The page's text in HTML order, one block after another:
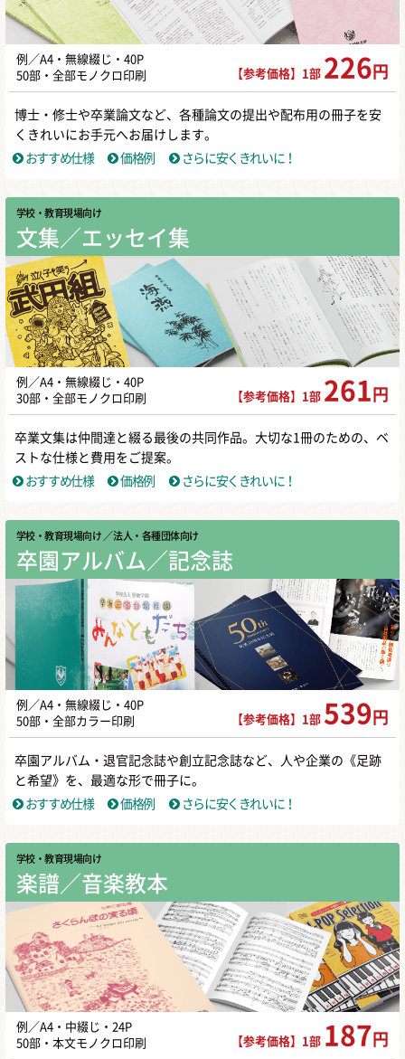
例／A4・無線綴じ・40P
50部・全部モノクロ印刷
【参考価格】1部 226 円
博士・修士や卒業論文など、各種論文の提出や配布用の冊子を安
くきれいにお手元へお届けします。
おすすめ仕様
価格例 さらに安くきれいに！
学校・教育現場向け
文集／エッセイ集
例／A4・無線綴じ・40P
30部・全部モノクロ印刷
【参考価格】1部 261 円
卒業文集は仲間達と綴る最後の共同作品。大切な1冊のための、ベ
ストな仕様と費用をご提案。
おすすめ仕様
価格例 さらに安くきれいに！
学校・教育現場向け ／ 法人・各種団体向け
卒園アルバム／記念誌
例／A4・無線綴じ・40P
50部・全部カラー印刷
【参考価格】1部 539 円
卒園アルバム・退官記念誌や創立記念誌など、人や企業の《足跡
と希望》を、最適な形で冊子に。
おすすめ仕様
価格例 さらに安くきれいに！
学校・教育現場向け
楽譜／音楽教本
例／A4・中綴じ・24P
50部・本文モノクロ印刷
【参考価格】1部 187 円